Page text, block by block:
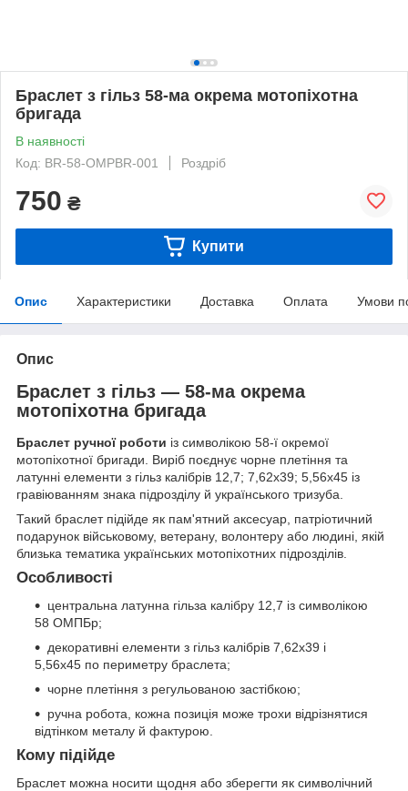
Браслет з гільз 58-ма окрема мотопіхотна
бригада
В наявності
Код: BR-58-OMPBR-001
Роздріб
750 ₴
Купити
Опис Характеристики Доставка Оплата Умови
Опис
Браслет з гільз — 58-ма окрема
мотопіхотна бригада
Браслет ручної роботи із символікою 58-ї окремої
мотопіхотної бригади. Виріб поєднує чорне плетіння та
латунні елементи з гільз калібрів 12,7; 7,62х39; 5,56х45 із
гравіюванням знака підрозділу й українського тризуба.
Такий браслет підійде як пам'ятний аксесуар, патріотичний
подарунок військовому, ветерану, волонтеру або людині, якій
близька тематика українських мотопіхотних підрозділів.
Особливості
центральна латунна гільза калібру 12,7 із символікою
58 ОМПБр;
декоративні елементи з гільз калібрів 7,62х39 і
5,56х45 по периметру браслета;
чорне плетіння з регульованою застібкою;
ручна робота, кожна позиція може трохи відрізнятися
відтінком металу й фактурою.
Кому підійде
Браслет можна носити щодня або зберегти як символічний